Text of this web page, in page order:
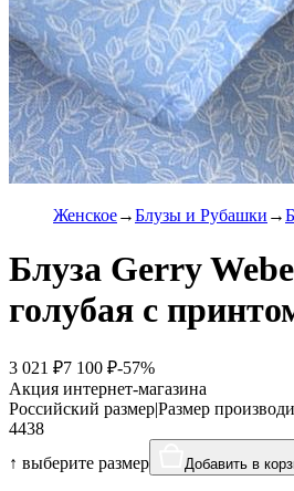
Женское Блузы и Рубашки
Блуза Gerry
голубая с
3 021 ₽7 100 ₽-57%
Акция интернет-магазина
Российский размер|Размер
4438
↑ выберите размер
Добавить в